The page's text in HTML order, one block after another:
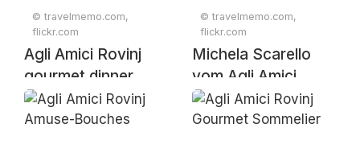
© travelmemo.com,
flickr.com
Agli Amici Rovinj
gourmet dinner
turbot
© travelmemo.com,
flickr.com
Michela Scarello
vom Agli Amici
Rovinj